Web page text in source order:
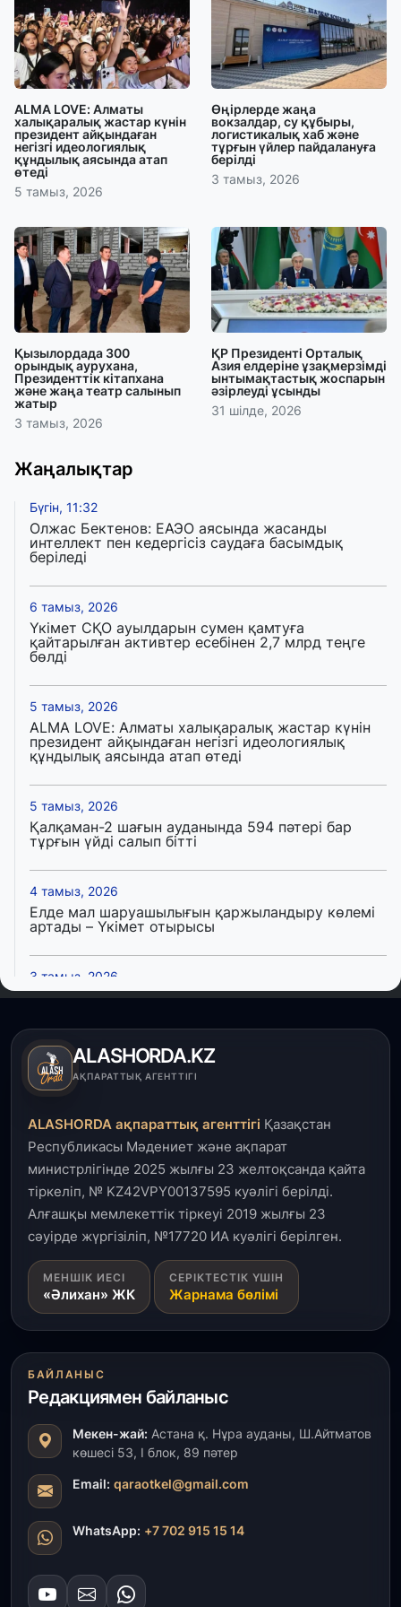
ALMA LOVE: Алматы
халықаралық жастар күнін
президент айқындаған
негізгі идеологиялық
құндылық аясында атап
өтеді
5 тамыз, 2026
Өңірлерде жаңа
вокзалдар, су құбыры,
логистикалық хаб және
тұрғын үйлер пайдалануға
берілді
3 тамыз, 2026
Қызылордада 300
орындық аурухана,
Президенттік кітапхана
және жаңа театр салынып
жатыр
3 тамыз, 2026
ҚР Президенті Орталық
Азия елдеріне ұзақмерзімді
ынтымақтастық жоспарын
әзірлеуді ұсынды
31 шілде, 2026
Жаңалықтар
Бүгін, 11:32
Олжас Бектенов: ЕАЭО аясында жасанды
интеллект пен кедергісіз саудаға басымдық
беріледі
6 тамыз, 2026
Үкімет СҚО ауылдарын сумен қамтуға
қайтарылған активтер есебінен 2,7 млрд теңге
бөлді
5 тамыз, 2026
ALMA LOVE: Алматы халықаралық жастар күнін
президент айқындаған негізгі идеологиялық
құндылық аясында атап өтеді
5 тамыз, 2026
Қалқаман-2 шағын ауданында 594 пәтері бар
тұрғын үйді салып бітті
4 тамыз, 2026
Елде мал шаруашылығын қаржыландыру көлемі
артады – Үкімет отырысы
3 тамыз, 2026
Өңірлерде жаңа вокзалдар, су құбыры,
пайдалануға берілді
3 тамыз, 2026
салынып жатыр
1 тамыз, 2026
Кинопоиск Қазақстан азаматтарының ең
танымал онлайн-кинотеатрына айналды
31 шілде, 2026
Ақмола облысындағы кездесуде кәсіпкерлер мен
ұстаздар «Әділет» партиясына өз ұсыныстарын
айтты
ҚР Президенті Орталық Азия елдеріне
ұзақмерзімді ынтымақтастық жоспарын әзірлеуді
ұсынды
31 шілде, 2026
«Ауыл аманаты»: Түркістанда 30,2 млрд теңгеге
4 223 жоба қаржыландырылды
31 шілде, 2026
толық ауыз сумен қамтылды
ALASHORDA.KZ
АҚПАРАТТЫҚ АГЕНТТІГІ
ALASHORDA ақпараттық агенттігі Қазақстан
Республикасы Мәдениет және ақпарат
министрлігінде 2025 жылғы 23 желтоқсанда қайта
тіркеліп, № KZ42VPY00137595 куәлігі берілді.
Алғашқы мемлекеттік тіркеуі 2019 жылғы 23
сәуірде жүргізіліп, №17720 ИА куәлігі берілген.
МЕНШІК ИЕСІ
«Әлихан» ЖК
СЕРІКТЕСТІК ҮШІН
Жарнама бөлімі
БАЙЛАНЫС
Редакциямен байланыс
Мекен-жай: Астана қ. Нұра ауданы, Ш.Айтматов
көшесі 53, І блок, 89 пәтер
Email: qaraotkel@gmail.com
WhatsApp: +7 702 915 15 14